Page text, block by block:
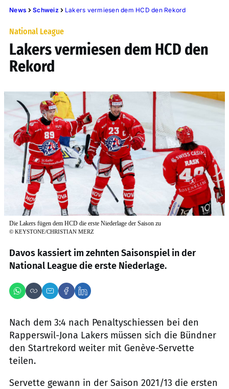
News Schweiz Lakers vermiesen dem HCD den Rekord
National League
Lakers vermiesen dem HCD den
Rekord
Die Lakers fügen dem HCD die erste Niederlage der Saison zu
© KEYSTONE/CHRISTIAN MERZ
Davos kassiert im zehnten Saisonspiel in der
National League die erste Niederlage.
Nach dem 3:4 nach Penaltyschiessen bei den
Rapperswil-Jona Lakers müssen sich die Bündner
den Startrekord weiter mit Genève-Servette
teilen.
Servette gewann in der Saison 2021/13 die ersten